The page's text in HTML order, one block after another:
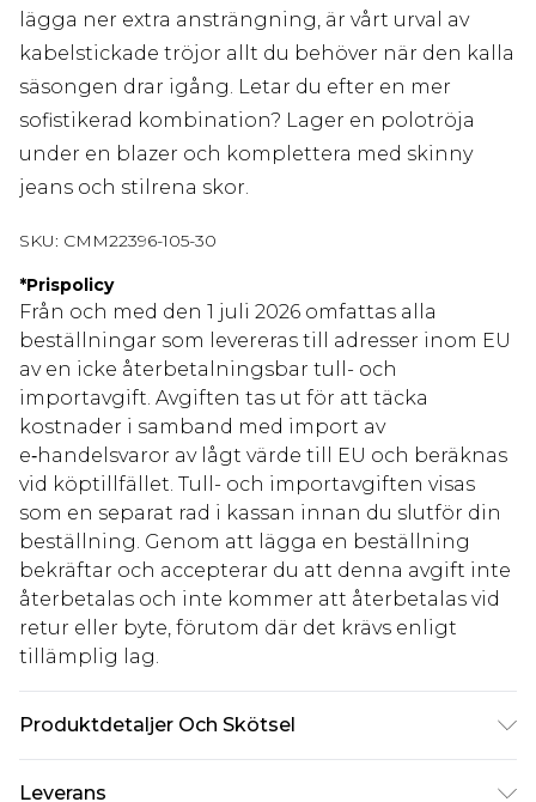
lägga ner extra ansträngning, är vårt urval av
kabelstickade tröjor allt du behöver när den kalla
säsongen drar igång. Letar du efter en mer
sofistikerad kombination? Lager en polotröja
under en blazer och komplettera med skinny
jeans och stilrena skor.
SKU: CMM22396-105-30
*Prispolicy
Från och med den 1 juli 2026 omfattas alla
beställningar som levereras till adresser inom EU
av en icke återbetalningsbar tull- och
importavgift. Avgiften tas ut för att täcka
kostnader i samband med import av
e‑handelsvaror av lågt värde till EU och beräknas
vid köptillfället. Tull- och importavgiften visas
som en separat rad i kassan innan du slutför din
beställning. Genom att lägga en beställning
bekräftar och accepterar du att denna avgift inte
återbetalas och inte kommer att återbetalas vid
retur eller byte, förutom där det krävs enligt
tillämplig lag.
Produktdetaljer Och Skötsel
Leverans